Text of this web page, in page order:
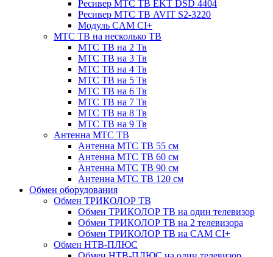
Ресивер МТС ТВ EKT DSD 4404
Ресивер МТС ТВ AVIT S2-3220
Модуль CAM CI+
МТС ТВ на несколько ТВ
МТС ТВ на 2 Тв
МТС ТВ на 3 Тв
МТС ТВ на 4 Тв
МТС ТВ на 5 Тв
МТС ТВ на 6 Тв
МТС ТВ на 7 Тв
МТС ТВ на 8 Тв
МТС ТВ на 9 Тв
Антенна МТС ТВ
Антенна МТС ТВ 55 см
Антенна МТС ТВ 60 см
Антенна МТС ТВ 90 см
Антенна МТС ТВ 120 см
Обмен оборудования
Обмен ТРИКОЛОР ТВ
Обмен ТРИКОЛОР ТВ на один телевизор
Обмен ТРИКОЛОР ТВ на 2 телевизора
Обмен ТРИКОЛОР ТВ на CAM CI+
Обмен НТВ-ПЛЮС